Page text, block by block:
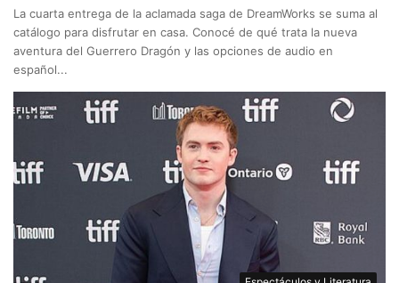
La cuarta entrega de la aclamada saga de DreamWorks se suma al
catálogo para disfrutar en casa. Conocé de qué trata la nueva
aventura del Guerrero Dragón y las opciones de audio en
español...